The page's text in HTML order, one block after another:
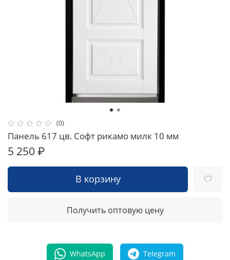
(0)
Панель 617 цв. Софт рикамо милк 10 мм
5 250 ₽
В корзину
Получить оптовую цену
WhatsApp Telegram